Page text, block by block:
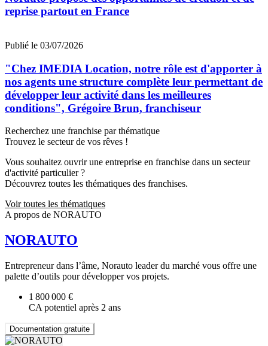
reprise partout en France
Publié le 03/07/2026
"Chez IMEDIA Location, notre rôle est d'apporter à
nos agents une structure complète leur permettant de
développer leur activité dans les meilleures
conditions", Grégoire Brun, franchiseur
Recherchez une franchise par thématique
Trouvez le secteur de vos rêves !
Vous souhaitez ouvrir une entreprise en franchise dans un secteur
d'activité particulier ?
Découvrez toutes les thématiques des franchises.
Voir toutes les thématiques
A propos de NORAUTO
NORAUTO
Entrepreneur dans l’âme, Norauto leader du marché vous offre une
palette d’outils pour développer vos projets.
1 800 000 €
CA potentiel après 2 ans
Documentation gratuite